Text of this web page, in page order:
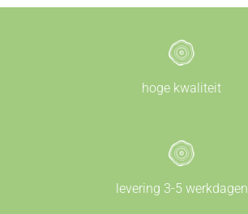
hoge kwaliteit
levering 3-5 werkdagen